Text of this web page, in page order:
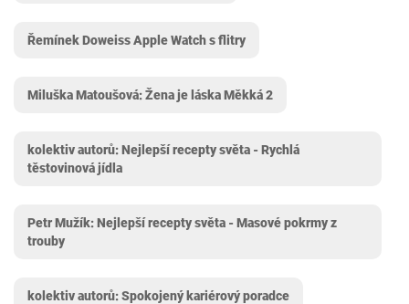
Řemínek Doweiss Apple Watch s flitry
Miluška Matoušová: Žena je láska Měkká 2
kolektiv autorů: Nejlepší recepty světa - Rychlá
těstovinová jídla
Petr Mužík: Nejlepší recepty světa - Masové pokrmy z
trouby
kolektiv autorů: Spokojený kariérový poradce